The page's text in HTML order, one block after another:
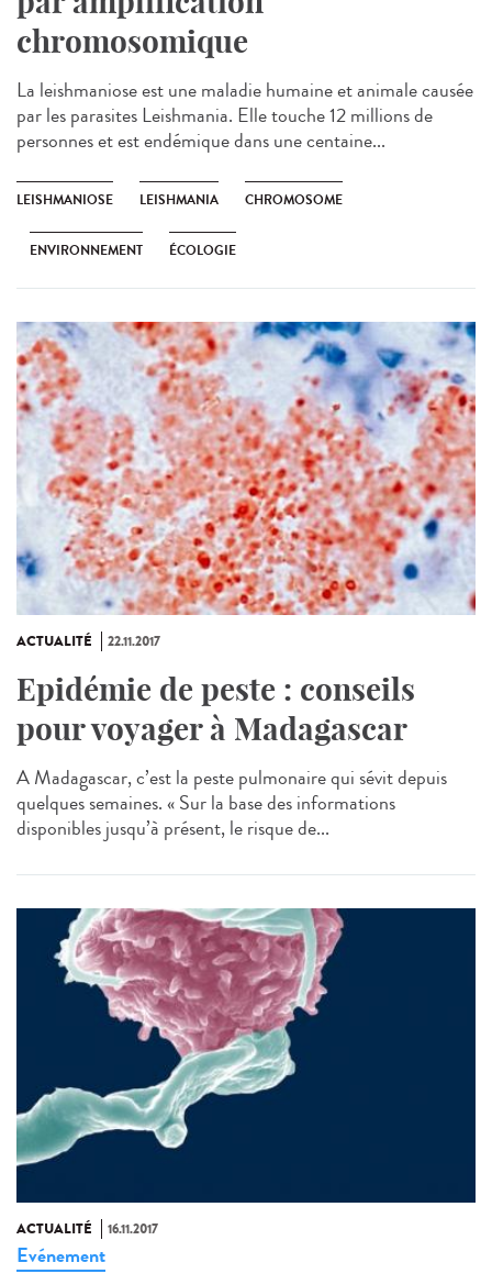
chromosomique
La leishmaniose est une maladie humaine et animale causée
par les parasites Leishmania. Elle touche 12 millions de
personnes et est endémique dans une centaine...
LEISHMANIOSE LEISHMANIA CHROMOSOME
ENVIRONNEMENT ÉCOLOGIE
ACTUALITÉ 22.11.2017
Epidémie de peste : conseils
pour voyager à Madagascar
A Madagascar, c’est la peste pulmonaire qui sévit depuis
quelques semaines. « Sur la base des informations
disponibles jusqu’à présent, le risque de...
ACTUALITÉ 16.11.2017
Evénement